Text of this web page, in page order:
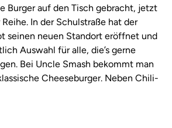
Burger auf den Tisch gebracht, jetzt
In der Schulstraße hat der
seinen neuen Standort eröffnet und
Auswahl für alle, die’s gerne
Bei Uncle Smash bekommt man
Cheeseburger. Neben Chili-